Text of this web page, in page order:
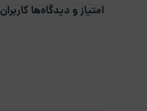
امتیاز و دیدگاه‌ها کاربران